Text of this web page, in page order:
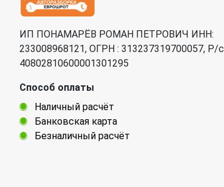
ИП ПОНАМАРЁВ РОМАН ПЕТРОВИЧ ИНН:
233008968121, ОГРН : 313237319700057, Р/c
40802810600001301295
Способ оплаты
Наличный расчёт
Банковская карта
Безналичный расчёт